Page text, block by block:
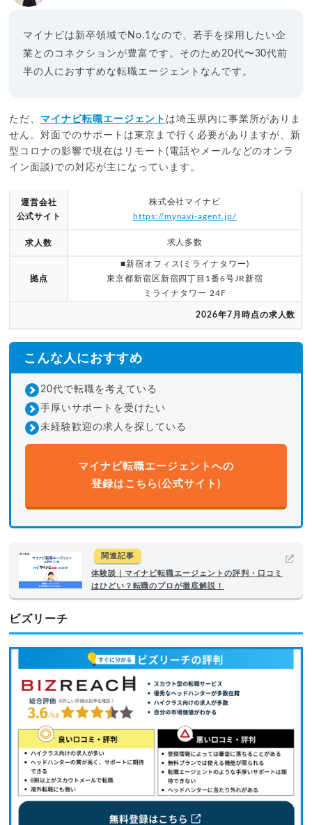
マイナビは新卒領域でNo.1なので、若手を採用したい企
業とのコネクションが豊富です。そのため20代〜30代前
半の人におすすめな転職エージェントなんです。
ただ、 マイナビ転職エージェント は埼玉県内に事業所がありま
せん。対面でのサポートは東京まで行く必要がありますが、新
型コロナの影響で現在はリモート(電話やメールなどのオンラ
イン面談)での対応が主になっています。
運営会社
公式サイト
株式会社マイナビ
https://mynavi-agent.jp/
求人数 求人多数
拠点
■新宿オフィス(ミライナタワー)
東京都新宿区新宿四丁目1番6号JR新宿
ミライナタワー 24F
2026年7月時点の求人数
こんな人におすすめ
20代で転職を考えている
手厚いサポートを受けたい
未経験歓迎の求人を探している
マイナビ転職エージェントへの
登録はこちら(公式サイト)
関連記事
体験談｜マイナビ転職エージェントの評判・口コミ
はひどい？転職のプロが徹底解説！
ビズリーチ